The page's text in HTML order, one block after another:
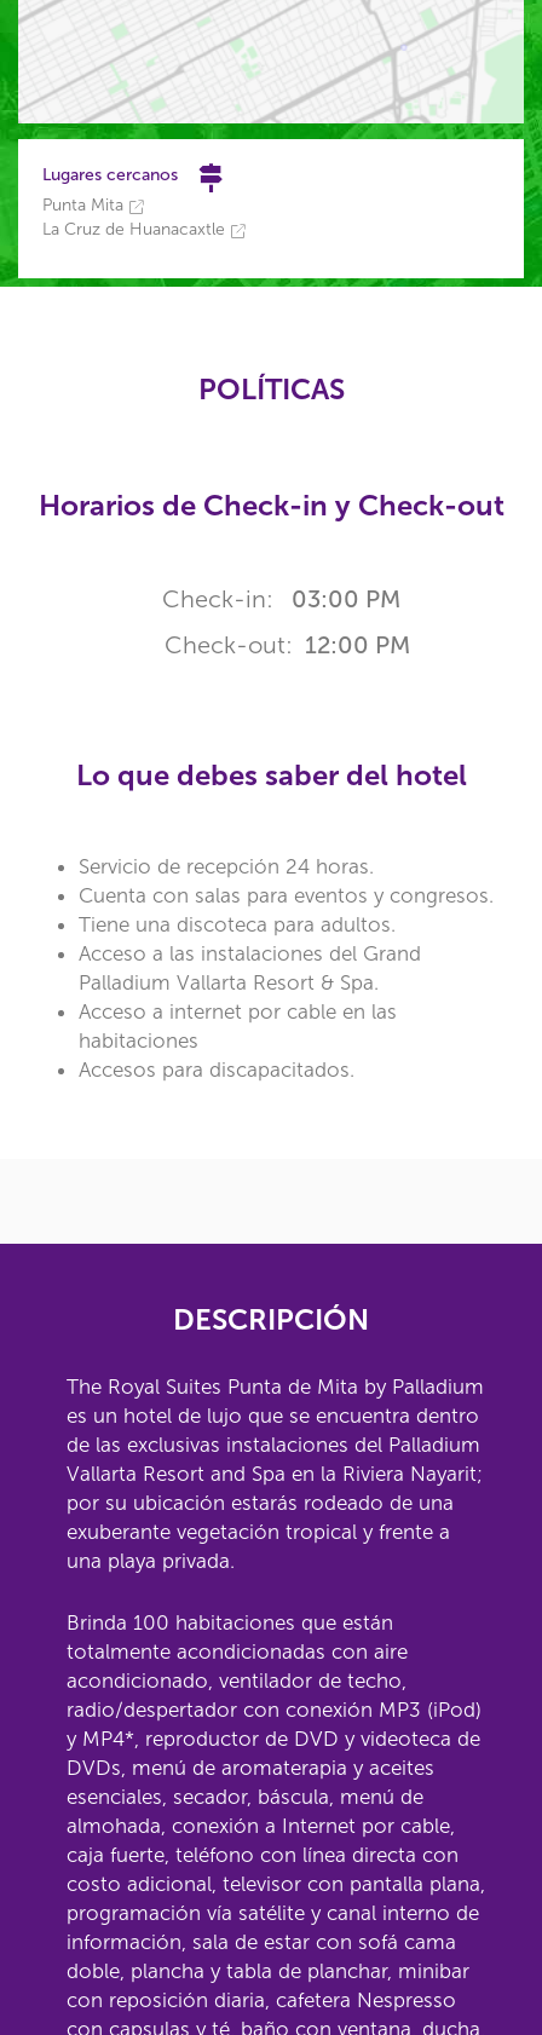
Lugares cercanos
Punta Mita
La Cruz de Huanacaxtle
POLÍTICAS
Horarios de Check-in y Check-out
Check-in: 03:00 PM
Check-out: 12:00 PM
Lo que debes saber del hotel
Servicio de recepción 24 horas.
Cuenta con salas para eventos y congresos.
Tiene una discoteca para adultos.
Acceso a las instalaciones del Grand
Palladium Vallarta Resort & Spa.
Acceso a internet por cable en las
habitaciones
Accesos para discapacitados.
DESCRIPCIÓN
The Royal Suites Punta de Mita by Palladium
es un hotel de lujo que se encuentra dentro
de las exclusivas instalaciones del Palladium
Vallarta Resort and Spa en la Riviera Nayarit;
por su ubicación estarás rodeado de una
exuberante vegetación tropical y frente a
una playa privada.
Brinda 100 habitaciones que están
totalmente acondicionadas con aire
acondicionado, ventilador de techo,
radio/despertador con conexión MP3 (iPod)
y MP4*, reproductor de DVD y videoteca de
DVDs, menú de aromaterapia y aceites
esenciales, secador, báscula, menú de
almohada, conexión a Internet por cable,
caja fuerte, teléfono con línea directa con
costo adicional, televisor con pantalla plana,
programación vía satélite y canal interno de
información, sala de estar con sofá cama
doble, plancha y tabla de planchar, minibar
con reposición diaria, cafetera Nespresso
con capsulas y té, baño con ventana, ducha,